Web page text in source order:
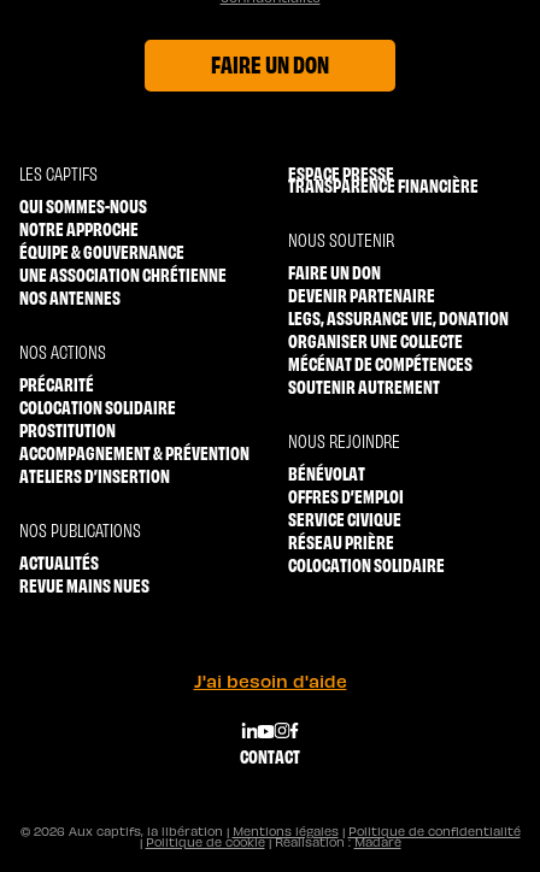
FAIRE UN DON
J'ai besoin d'aide
CONTACT
LES CAPTIFS
QUI SOMMES-NOUS
NOTRE APPROCHE
ÉQUIPE & GOUVERNANCE
UNE ASSOCIATION CHRÉTIENNE
NOS ANTENNES
NOS ACTIONS
PRÉCARITÉ
COLOCATION SOLIDAIRE
PROSTITUTION
ACCOMPAGNEMENT & PRÉVENTION
ATELIERS D’INSERTION
NOS PUBLICATIONS
ACTUALITÉS
REVUE MAINS NUES
ESPACE PRESSE
TRANSPARENCE FINANCIÈRE
NOUS SOUTENIR
FAIRE UN DON
DEVENIR PARTENAIRE
LEGS, ASSURANCE VIE, DONATION
ORGANISER UNE COLLECTE
MÉCÉNAT DE COMPÉTENCES
SOUTENIR AUTREMENT
NOUS REJOINDRE
BÉNÉVOLAT
OFFRES D’EMPLOI
SERVICE CIVIQUE
RÉSEAU PRIÈRE
COLOCATION SOLIDAIRE
© 2026 Aux captifs, la libération | Mentions légales| Politique de confidentialité
| Politique de cookie| Réalisation :Madaré